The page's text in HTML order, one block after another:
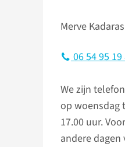
Merve Kadaras
06 54 95 19
We zijn
op woensdag
17.00 uur.
andere dagen